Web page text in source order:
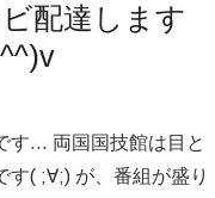
配達します
す… 両国国技館は目と
す( ;∀;) が、番組が盛り